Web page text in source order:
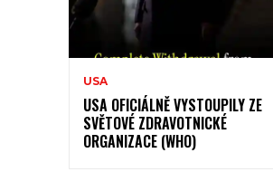
USA
USA OFICIÁLNĚ VYSTOUPILY ZE
SVĚTOVÉ ZDRAVOTNICKÉ
ORGANIZACE (WHO)